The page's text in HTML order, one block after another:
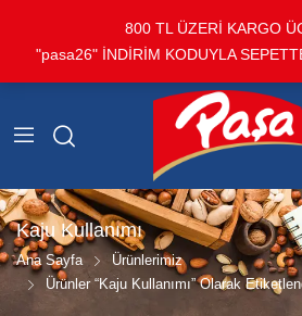
800 TL ÜZERİ KARGO
"pasa26" İNDİRİM KODUYLA
Kaju Kullanımı
Ana Sayfa
Ürünlerimiz
Ürünler “kaju Kullanımı” Olarak